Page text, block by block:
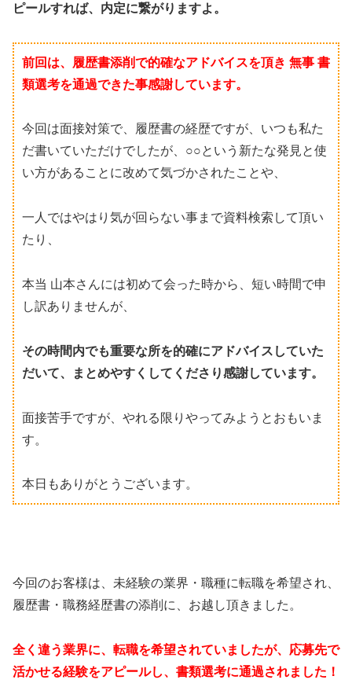
ピールすれば、内定に繋がりますよ。
前回は、履歴書添削で的確なアドバイスを頂き 無事 書
類選考を通過できた事感謝しています。
今回は面接対策で、履歴書の経歴ですが、いつも私た
だ書いていただけでしたが、○○という新たな発見と使
い方があることに改めて気づかされたことや、
一人ではやはり気が回らない事まで資料検索して頂い
たり、
本当 山本さんには初めて会った時から、短い時間で申
し訳ありませんが、
その時間内でも重要な所を的確にアドバイスしていた
だいて、まとめやすくしてくださり感謝しています。
面接苦手ですが、やれる限りやってみようとおもいま
す。
本日もありがとうございます。
今回のお客様は、未経験の業界・職種に転職を希望され、
履歴書・職務経歴書の添削に、お越し頂きました。
全く違う業界に、転職を希望されていましたが、応募先で
活かせる経験をアピールし、書類選考に通過されました！